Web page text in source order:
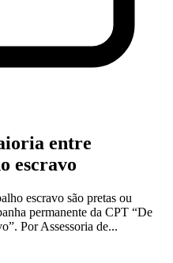
entre
escravo
escravo são pretas ou
permanente da CPT “De
Por Assessoria de...